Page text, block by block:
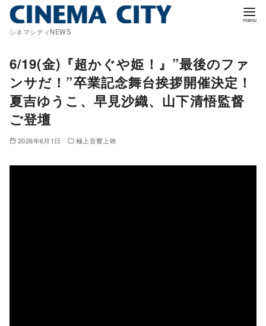
シネマシティNEWS
6/19(金)『超かぐや姫！』”最後のファ
ンサだ！”卒業記念舞台挨拶開催決定！
夏吉ゆうこ、早見沙織、山下清悟監督
ご登壇
2026年6月1日 極上音響上映